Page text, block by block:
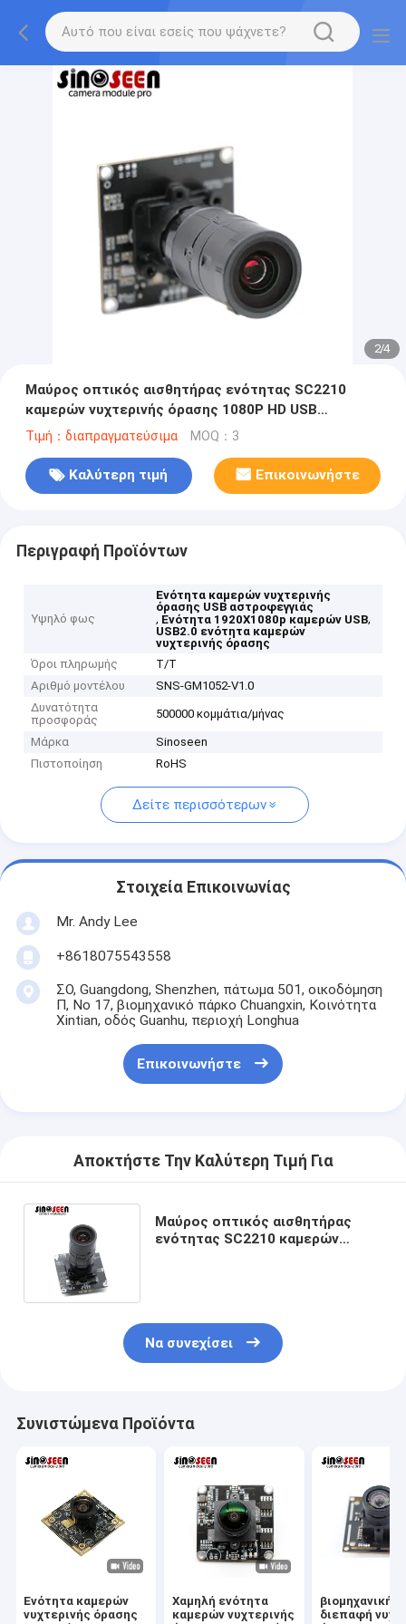
2/4
Μαύρος οπτικός αισθητήρας ενότητας SC2210
καμερών νυχτερινής όρασης 1080P HD USB
αστροφεγγιάς
Τιμή：διαπραγματεύσιμα MOQ：3
Καλύτερη τιμή Επικοινωνήστε
Περιγραφή Προϊόντων
Υψηλό φως
Ενότητα καμερών νυχτερινής
όρασης USB αστροφεγγιάς
, Ενότητα 1920X1080p καμερών USB,
USB2.0 ενότητα καμερών
νυχτερινής όρασης
Όροι πληρωμής
T/T
Αριθμό μοντέλου
SNS-GM1052-V1.0
Δυνατότητα
προσφοράς
500000 κομμάτια/μήνας
Μάρκα
Sinoseen
Πιστοποίηση
RoHS
Δείτε περισσότερων
Στοιχεία Επικοινωνίας
Mr. Andy Lee
+8618075543558
ΣΟ, Guangdong, Shenzhen, πάτωμα 501, οικοδόμηση
Π, Νο 17, βιομηχανικό πάρκο Chuangxin, Κοινότητα
Xintian, οδός Guanhu, περιοχή Longhua
Επικοινωνήστε
Αποκτήστε Την Καλύτερη Τιμή Για
Μαύρος οπτικός αισθητήρας
ενότητας SC2210 καμερών
Να συνεχίσει
Συνιστώμενα Προϊόντα
Ενότητα καμερών
νυχτερινής όρασης
Χαμηλή ενότητα
καμερών νυχτερινής
βιομηχανική
διεπαφή